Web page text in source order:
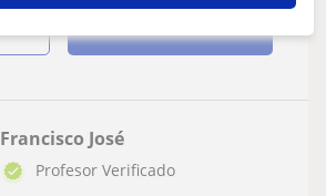
Francisco José
Profesor Verificado